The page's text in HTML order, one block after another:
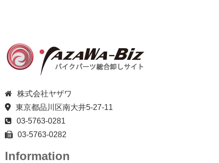
株式会社ヤザワ
東京都品川区南大井5-27-11
03-5763-0281
03-5763-0282
Information